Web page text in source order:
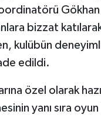
bizzat
kulübün
edildi.
özel olarak
yanı sıra